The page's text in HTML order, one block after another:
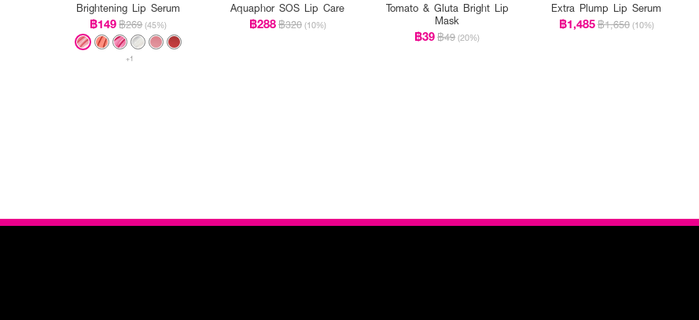
Brightening Lip Serum
฿149฿269 (45%)
+1
Aquaphor SOS Lip Care
฿288฿320 (10%)
Tomato & Gluta Bright Lip
Mask
฿39฿49 (20%)
Extra Plump Lip Serum
฿1,485฿1,650 (10%)